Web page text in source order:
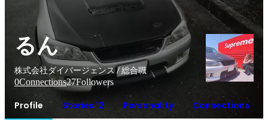
るん
株式会社ダイバージェンス / 総合職
0Connections27Followers
Profile Stories 12 Personality Connections